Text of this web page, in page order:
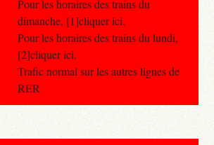
Pour les horaires des trains du
dimanche, [1]cliquer ici.
Pour les horaires des trains du lundi,
[2]cliquer ici.
Trafic normal sur les autres lignes de
RER